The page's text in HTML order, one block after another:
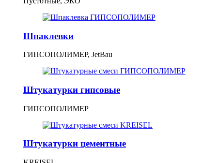
Шпаклевки
ГИПСОПОЛИМЕР, JetBau
Штукатурки гипсовые
ГИПСОПОЛИМЕР
Штукатурки цементные